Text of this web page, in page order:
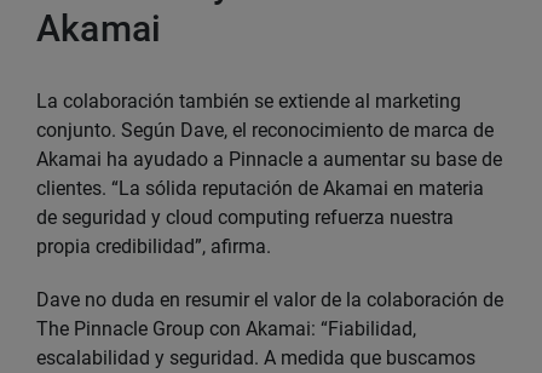
Akamai
La colaboración también se extiende al marketing
conjunto. Según Dave, el reconocimiento de marca de
Akamai ha ayudado a Pinnacle a aumentar su base de
clientes. “La sólida reputación de Akamai en materia
de seguridad y cloud computing refuerza nuestra
propia credibilidad”, afirma.
Dave no duda en resumir el valor de la colaboración de
The Pinnacle Group con Akamai: “Fiabilidad,
escalabilidad y seguridad. A medida que buscamos